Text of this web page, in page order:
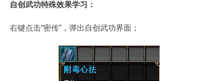
自创武功特殊效果学习：
右键点击“密传”，弹出自创武功界面；